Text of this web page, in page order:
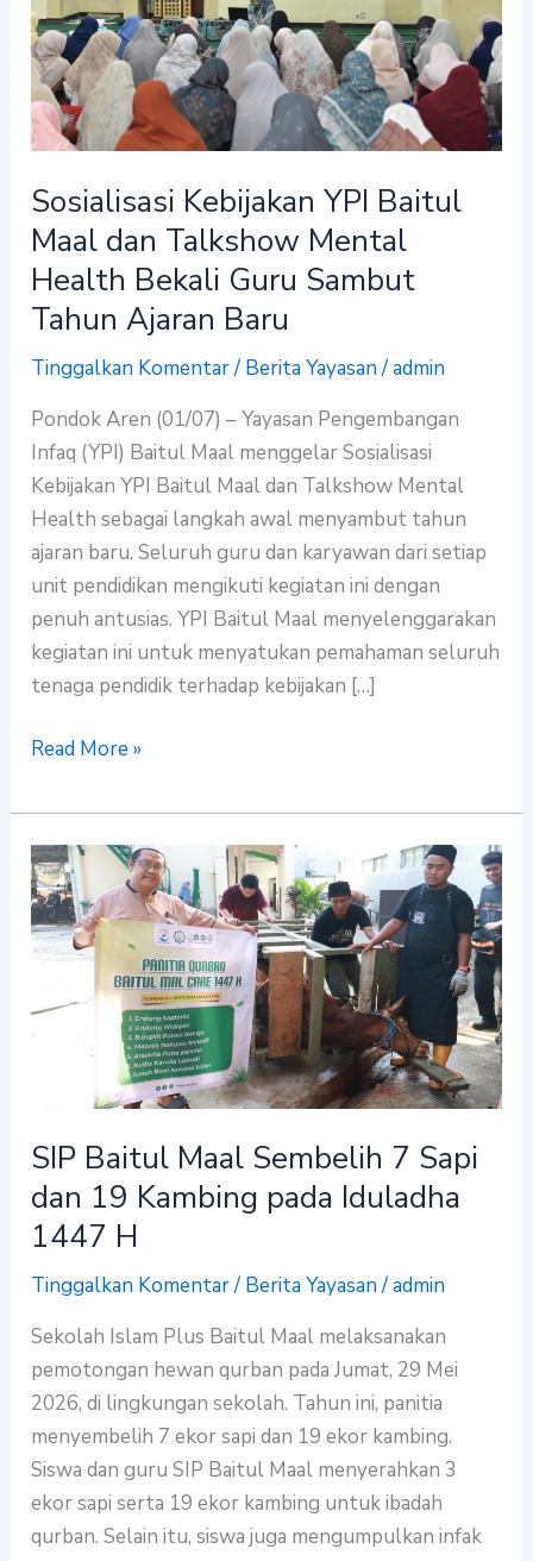
Sosialisasi Kebijakan YPI Baitul
Maal dan Talkshow Mental
Health Bekali Guru Sambut
Tahun Ajaran Baru
Tinggalkan Komentar/ Berita Yayasan/admin
Pondok Aren (01/07) – Yayasan Pengembangan
Infaq (YPI) Baitul Maal menggelar Sosialisasi
Kebijakan YPI Baitul Maal dan Talkshow Mental
Health sebagai langkah awal menyambut tahun
ajaran baru. Seluruh guru dan karyawan dari setiap
unit pendidikan mengikuti kegiatan ini dengan
penuh antusias. YPI Baitul Maal menyelenggarakan
kegiatan ini untuk menyatukan pemahaman seluruh
tenaga pendidik terhadap kebijakan […]
dan
Talkshow
Mental
Health
Bekali
Guru
Sambut
Tahun
Ajaran
Baru
Read More »
SIP Baitul Maal Sembelih 7 Sapi
dan 19 Kambing pada Iduladha
1447 H
Tinggalkan Komentar/ Berita Yayasan/admin
Sekolah Islam Plus Baitul Maal melaksanakan
pemotongan hewan qurban pada Jumat, 29 Mei
2026, di lingkungan sekolah. Tahun ini, panitia
menyembelih 7 ekor sapi dan 19 ekor kambing.
Siswa dan guru SIP Baitul Maal menyerahkan 3
ekor sapi serta 19 ekor kambing untuk ibadah
qurban. Selain itu, siswa juga mengumpulkan infak
SIP
Baitul
Maal
Sembelih
pada
Iduladha
1447